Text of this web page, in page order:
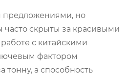
но
скрыты за красивыми
с китайскими
фактором
тонну, а способность